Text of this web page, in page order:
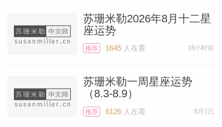
得非常近，无疑会在极大程度上改变你的体
验。
第三宫也为你准备了一系列其他方面的惊
喜。你可能正在敲定、签署法律相关的文
件，或者，如果你在准备推出新软件、新应
苏珊米勒2026年8月十二星
座运势
推荐 1645人在看 18小时前
苏珊米勒一周星座运势
（8.3-8.9）
推荐 6126人在看 8月1日